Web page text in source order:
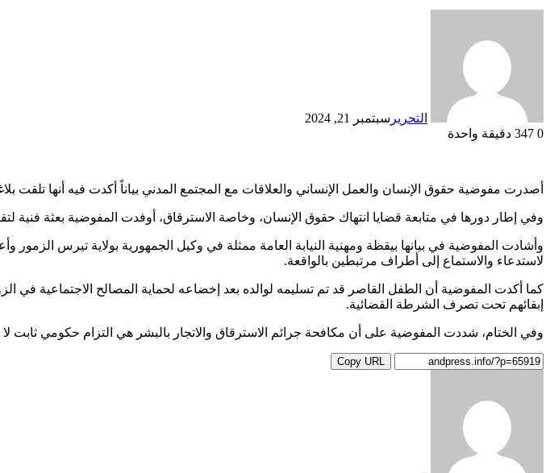
التحرير سبتمبر 21, 2024
0
دقيقة واحدة
أصدرت مفوضية حقوق الإنسان والعمل الإنساني والعلاقات مع المجتمع المدني بياناً أكدت فيه أنها
وفي إطار دورها في متابعة قضايا انتهاك حقوق الإنسان، وخاصة الاسترقاق، أوفدت المفوضية بعثة فنية
وأشادت المفوضية في بيانها بيقظة ومهنية النيابة العامة ممثلة في وكيل الجمهورية بولاية تيرس
لاستدعاء والاستماع إلى أطراف مرتبطين بالواقعة.
كما أكدت المفوضية أن الطفل القاصر قد تم تسليمه لوالده بعد إخضاعه لحماية المصالح الاجتماعية في
إبقائهم تحت تصرف الشرطة القضائية.
وفي الختام، شددت المفوضية على أن مكافحة جرائم الاسترقاق والاتجار بالبشر هي التزام حكومي ثابت
Copy URL